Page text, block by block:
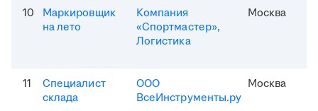
10
Маркировщик
на лето
Компания
«Спортмастер»,
Логистика
Москва
11
Специалист
склада
ООО
ВсеИнструменты.ру
Москва